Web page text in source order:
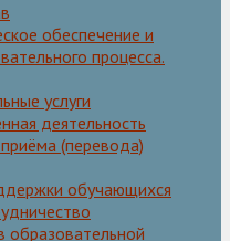
обеспечение и
процесса.
услуги
деятельность
(перевода)
обучающихся
образовательной